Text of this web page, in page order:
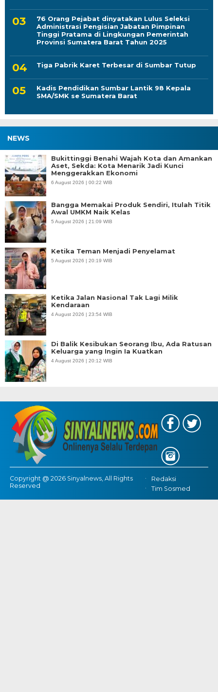
76 Orang Pejabat dinyatakan Lulus Seleksi
Administrasi Pengisian Jabatan Pimpinan
Tinggi Pratama di Lingkungan Pemerintah
Provinsi Sumatera Barat Tahun 2025
Tiga Pabrik Karet Terbesar di Sumbar Tutup
Kadis Pendidikan Sumbar Lantik 98 Kepala
SMA/SMK se Sumatera Barat
NEWS
Bukittinggi Benahi Wajah Kota dan Amankan
Aset, Sekda: Kota Menarik Jadi Kunci
Menggerakkan Ekonomi
6 August 2026 | 00:22 WIB
Bangga Memakai Produk Sendiri, Itulah Titik
Awal UMKM Naik Kelas
5 August 2026 | 21:09 WIB
Ketika Teman Menjadi Penyelamat
5 August 2026 | 20:19 WIB
Ketika Jalan Nasional Tak Lagi Milik
Kendaraan
4 August 2026 | 23:54 WIB
Di Balik Kesibukan Seorang Ibu, Ada Ratusan
Keluarga yang Ingin Ia Kuatkan
4 August 2026 | 20:12 WIB
Copyright @ 2026 Sinyalnews, All Rights
Reserved
Redaksi
Tim Sosmed